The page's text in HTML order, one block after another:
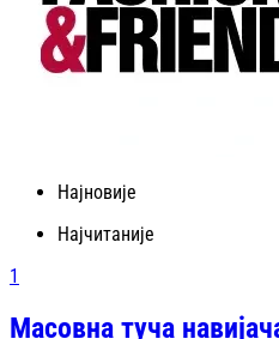
Најновије
Најчитаније
1
Масовна туча